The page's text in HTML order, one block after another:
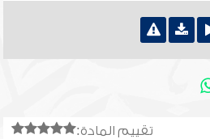
تقييم المادة: